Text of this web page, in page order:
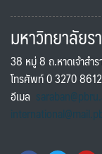
มหาวิทยาลัย
38 หมู่ 8 ถ.หาดเจ้าสำ
โทรศัพท์ 0 3270
อีเมล